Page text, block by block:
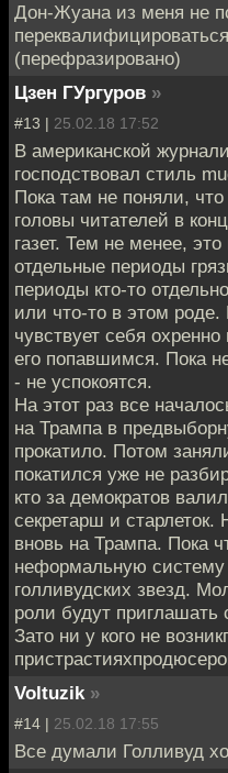
Дон-Жуана из меня не
(перефразировано)
Цзен ГУргуров »
#13 | 25.02.18 17:52
В американской
господствовал стиль
Пока там не поняли,
головы читателей в
газет. Тем не менее,
отдельные периоды
периоды кто-то
или что-то в этом роде.
чувствует себя
его попавшимся. Пока
- не успокоятся.
На этот раз все
на Трампа в
прокатило. Потом
покатился уже не
кто за демократов
секретарш и
вновь на Трампа. Пока
неформальную
голливудских звезд.
роли будут приглашать
Зато ни у кого не
Voltuzik »
#14 | 25.02.18 17:55
Все думали Голливуд